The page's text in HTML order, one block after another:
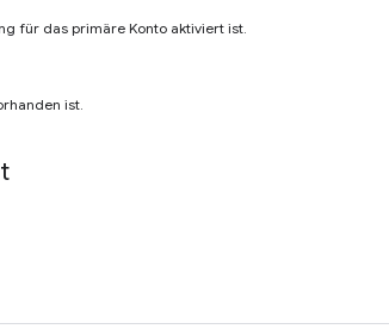
für das primäre Konto aktiviert ist.
ist.